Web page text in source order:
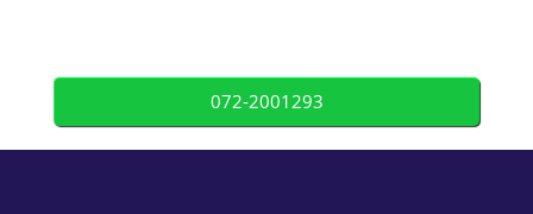
072-2001293